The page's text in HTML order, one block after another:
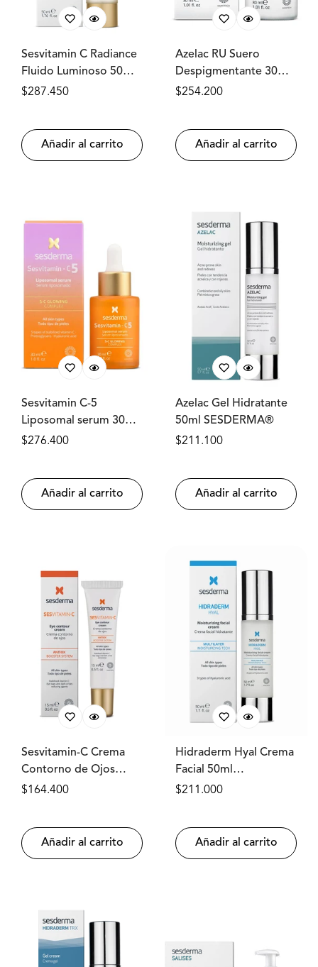
Sesvitamin C Radiance
Fluido Luminoso 50ml
SESDERMA®
Precio
$287.450
Añadir al carrito
Azelac RU Suero
Despigmentante 30ml
SESDERMA®
Precio
$254.200
Añadir al carrito
Sesvitamin C-5
Liposomal serum 30ml
SESDERMA®
Precio
$276.400
Añadir al carrito
Azelac Gel Hidratante
50ml SESDERMA®
Precio
$211.100
Añadir al carrito
Sesvitamin-C Crema
Contorno de Ojos
15ml SESDERMA®
Precio
$164.400
Añadir al carrito
Hidraderm Hyal Crema
Facial 50ml
SESDERMA®
Precio
$211.000
Añadir al carrito